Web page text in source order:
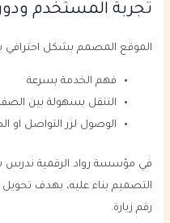
تجربة المستخدم
الموقع المصمم بشكل احترافي
فهم الخدمة بسرعة
التنقل بسهولة بين
الوصول لزر التواصل او
في مؤسسة رواد الرقمية ندرس
التصميم بناء عليه، بهدف
رقم زيارة.